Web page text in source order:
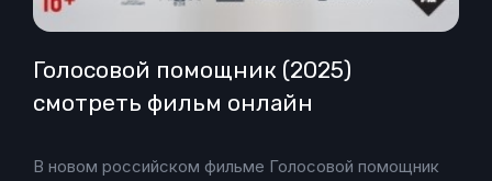
Голосовой помощник (2025)
смотреть фильм онлайн
В новом российском фильме Голосовой помощник